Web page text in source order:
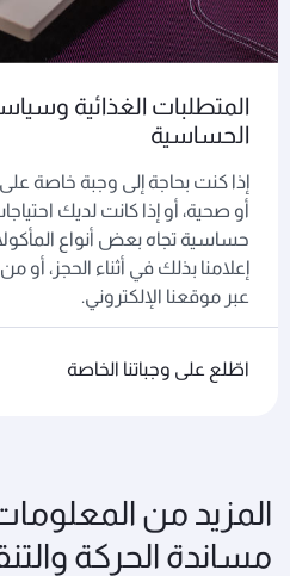
المتطلبات الغذائية
الحساسية
إذا كنت بحاجة إلى وجبة خاصة
أو صحية، أو إذا كانت لديك
حساسية تجاه بعض أنواع
إعلامنا بذلك في أثناء الحجز، أو
عبر موقعنا الإلكتروني.
اطّلع على وجباتنا الخاصة
المزيد من
مساندة الحركة